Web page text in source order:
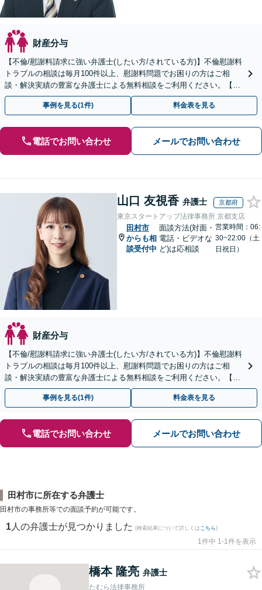
財産分与
【不倫/慰謝料請求に強い弁護士(したい方/されている方)】不倫慰謝料
トラブルの相談は毎月100件以上、慰謝料問題でお困りの方はご相
談・解決実績の豊富な弁護士による無料相談をご利用ください。【不
倫相談は初回0円】【北海道・東北エリア対応】
事例を見る(1件) 料金表を見る
電話でお問い合わせ メールでお問い合わせ
山口 友視香 弁護士 京都府
東京スタートアップ法律事務所 京都支店
田村市
からも相
談受付中
面談方法(対面・
電話・ビデオな
ど)は応相談
営業時間：06:
30~22:00（土
日祝日）
財産分与
【不倫/慰謝料請求に強い弁護士(したい方/されている方)】不倫慰謝料
トラブルの相談は毎月100件以上、慰謝料問題でお困りの方はご相
談・解決実績の豊富な弁護士による無料相談をご利用ください。【不
倫相談は初回0円】【全国対応】
事例を見る(1件) 料金表を見る
電話でお問い合わせ メールでお問い合わせ
田村市に所在する弁護士
田村市の事務所等での面談予約が可能です。
1 人の弁護士が見つかりました (検索結果について詳しくは こちら)
1件中 1-1件を表示
橋本 隆亮 弁護士
たむら法律事務所